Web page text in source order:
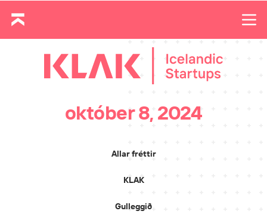
október 8, 2024
Allar fréttir
KLAK
Gulleggið